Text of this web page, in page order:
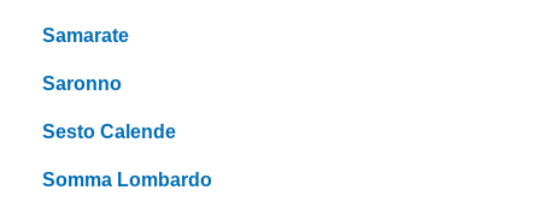
Samarate
Saronno
Sesto Calende
Somma Lombardo